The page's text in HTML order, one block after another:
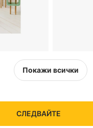
Покажи всички
СЛЕДВАЙТЕ